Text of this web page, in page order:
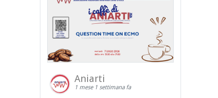
Aniarti
1 mese 1 settimana fa